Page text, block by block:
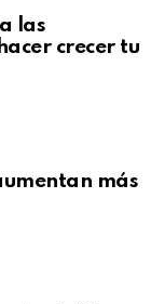
las
crecer tu
más